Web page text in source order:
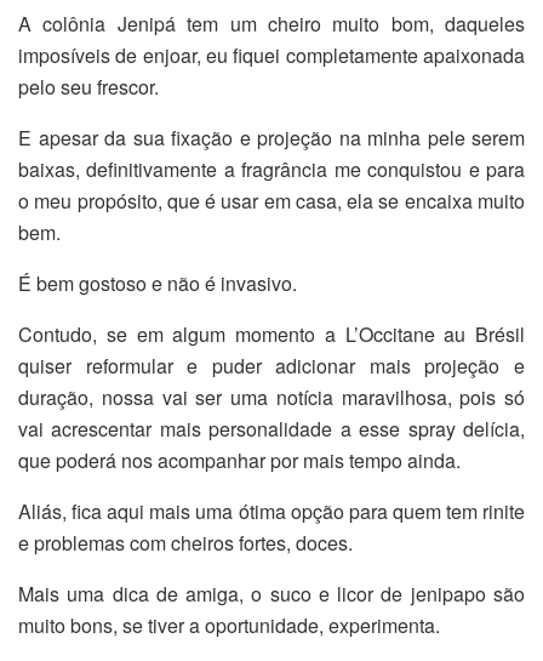
A colônia Jenipá tem um cheiro muito bom, daqueles
imposíveis de enjoar, eu fiquei completamente apaixonada
pelo seu frescor.
E apesar da sua fixação e projeção na minha pele serem
baixas, definitivamente a fragrância me conquistou e para
o meu propósito, que é usar em casa, ela se encaixa muito
bem.
É bem gostoso e não é invasivo.
Contudo, se em algum momento a L’Occitane au Brésil
quiser reformular e puder adicionar mais projeção e
duração, nossa vai ser uma notícia maravilhosa, pois só
vai acrescentar mais personalidade a esse spray delícia,
que poderá nos acompanhar por mais tempo ainda.
Aliás, fica aqui mais uma ótima opção para quem tem rinite
e problemas com cheiros fortes, doces.
Mais uma dica de amiga, o suco e licor de jenipapo são
muito bons, se tiver a oportunidade, experimenta.